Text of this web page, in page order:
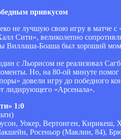
привкусом
не лучшую свою игру в матче
Сити», великолепно
Виллаша-Боаша был хороший
с Льорисом не реализовал
Но, на 80-ой минуте
довели игру до победного
лидирующего «Арсенала».
1:0
Уокер, Вертонген, Кирикеш,
Росеньор (Маклин, 84),